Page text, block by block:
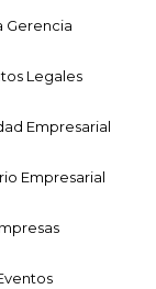
Gerencia
Legales
Empresarial
Empresarial